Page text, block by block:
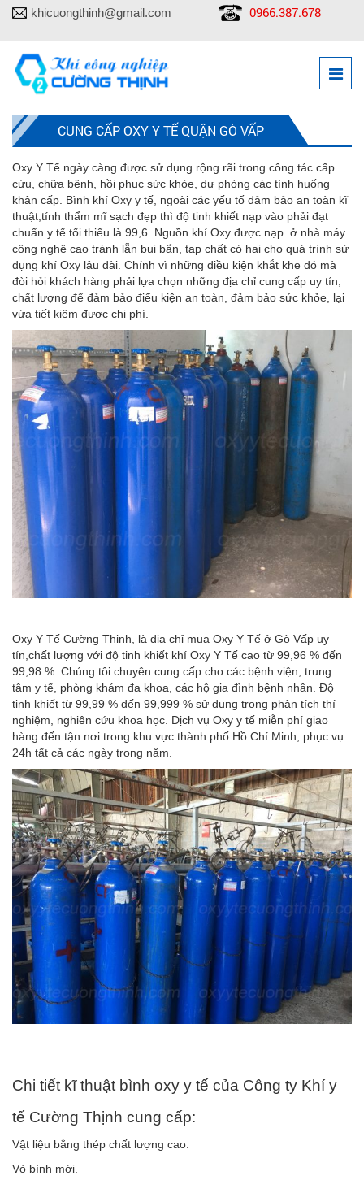
khicuongthinh@gmail.com 0966.387.678
CUNG CẤP OXY Y TẾ QUẬN GÒ VẤP
Oxy Y Tế ngày càng được sử dụng rộng rãi trong công tác cấp
cứu, chữa bệnh, hồi phục sức khỏe, dự phòng các tình huống
khân cấp. Bình khí Oxy y tế, ngoài các yếu tố đảm bảo an toàn kĩ
thuật,tính thẩm mĩ sạch đẹp thì độ tinh khiết nạp vào phải đạt
chuẩn y tế tối thiểu là 99,6. Nguồn khí Oxy được nạp ở nhà máy
công nghệ cao tránh lẫn bụi bẩn, tạp chất có hại cho quá trình sử
dụng khí Oxy lâu dài. Chính vì những điều kiện khắt khe đó mà
đòi hỏi khách hàng phải lựa chọn những địa chỉ cung cấp uy tín,
chất lượng để đảm bảo điểu kiện an toàn, đảm bảo sức khỏe, lại
vừa tiết kiệm được chi phí.
Oxy Y Tế Cường Thịnh, là địa chỉ mua Oxy Y Tế ở Gò Vấp uy
tín,chất lượng với độ tinh khiết khí Oxy Y Tế cao từ 99,96 % đến
99,98 %. Chúng tôi chuyên cung cấp cho các bệnh viện, trung
tâm y tế, phòng khám đa khoa, các hộ gia đình bệnh nhân. Độ
tinh khiết từ 99,99 % đến 99,999 % sử dụng trong phân tích thí
nghiệm, nghiên cứu khoa học. Dịch vụ Oxy y tế miễn phí giao
hàng đến tận nơi trong khu vực thành phố Hồ Chí Minh, phục vụ
24h tất cả các ngày trong năm.
Chi tiết kĩ thuật bình oxy y tế của Công ty Khí y
tế Cường Thịnh cung cấp:
Vật liệu bằng thép chất lượng cao.
Vỏ bình mới.